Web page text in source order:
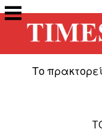
Μετάβαση
στο
περιεχόμενο
Το